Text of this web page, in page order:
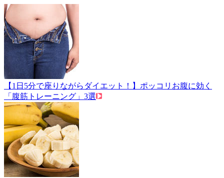
【1日5分で座りながらダイエット！】ポッコリお腹に効く
「腹筋トレーニング」3選